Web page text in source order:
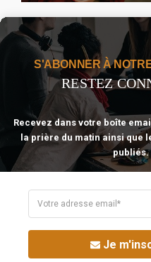
Recevoir Notre
The real voyage of discovery
seeing with new eyes. All
which the traveler is unaware.
S'ABONNER À
RESTEZ
Recevez dans votre boîte
la prière du matin ainsi que
publiés.
Je